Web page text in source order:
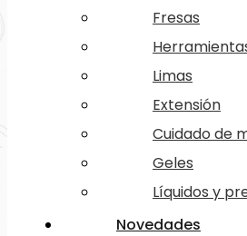
Fresas
Limas
Extensión
Cuidado de
Geles
Líquidos y
Novedades